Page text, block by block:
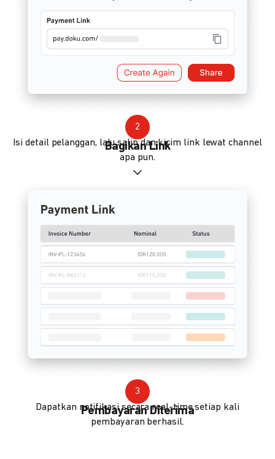
2
Bagikan Link
Isi detail pelanggan, lalu salin dan kirim link lewat channel
apa pun.
3
Pembayaran Diterima
Dapatkan notifikasi secara real-time setiap kali
pembayaran berhasil.